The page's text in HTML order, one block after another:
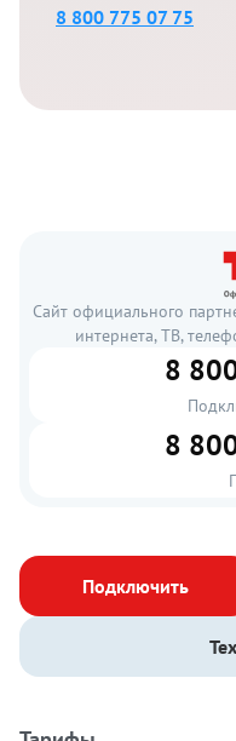
8 800 775 07 75
Сайт официального
интернета, ТВ,
8
8
Подключить